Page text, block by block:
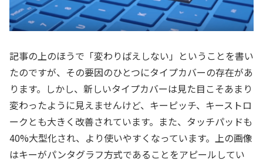
記事の上のほうで「変わりばえしない」ということを書い
たのですが、その要因のひとつにタイプカバーの存在があ
ります。しかし、新しいタイプカバーは見た目こそあまり
変わったように見えませんけど、キーピッチ、キーストロ
ークとも大きく改善されています。また、タッチパッドも
40%大型化され、より使いやすくなっています。上の画像
はキーがパンタグラフ方式であることをアピールしてい